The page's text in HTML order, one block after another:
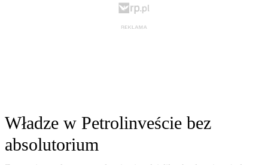
Władze w Petrolinveście bez
absolutorium